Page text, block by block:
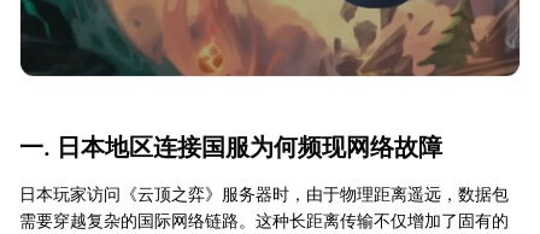
一. 日本地区连接国服为何频现网络故障
日本玩家访问《云顶之弈》服务器时，由于物理距离遥远，数据包
需要穿越复杂的国际网络链路。这种长距离传输不仅增加了固有的